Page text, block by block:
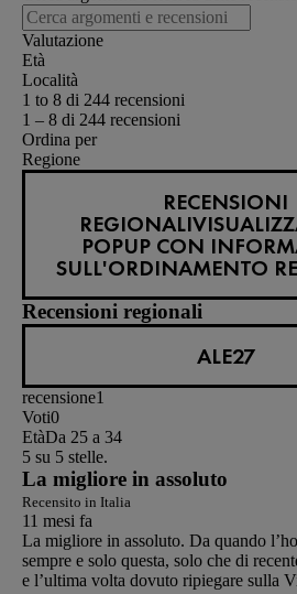
Valutazione
Età
Località
1 to 8 di 244 recensioni
1 – 8 di 244 recensioni
Ordina per
Regione
RECENSIONI
REGIONALI
POPUP CON
SULL'ORDINAMENTO
Recensioni regionali
ALE27
recensione1
Voti0
EtàDa 25 a 34
5 su 5 stelle.
La migliore in assoluto
Recensito in Italia
11 mesi fa
La migliore in assoluto. Da quando
sempre e solo questa, solo che di
e l’ultima volta dovuto ripiegare sulla